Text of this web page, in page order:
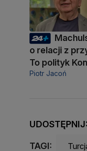
o relacji z
To polityk
Piotr Jacoń
UDOSTĘPNIJ:
TAGI: